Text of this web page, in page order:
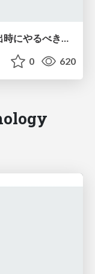
Webアプリ開発未経験者が SIer脱出時にやるべき３つの準備
0 620